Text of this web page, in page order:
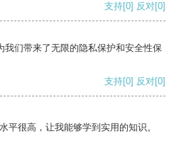
支持[0] 反对[0]
们带来了无限的隐私保护和安全性保
支持[0] 反对[0]
平很高，让我能够学到实用的知识。